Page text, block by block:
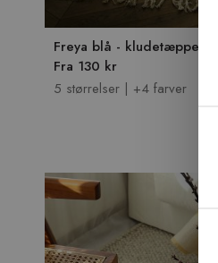
Freya blå - kludetæppe
Fra 130 kr
5 størrelser | +4 farver